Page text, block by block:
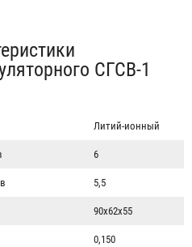
СГСВ-1
Литий-ионный
6
5,5
90х62х55
0,150